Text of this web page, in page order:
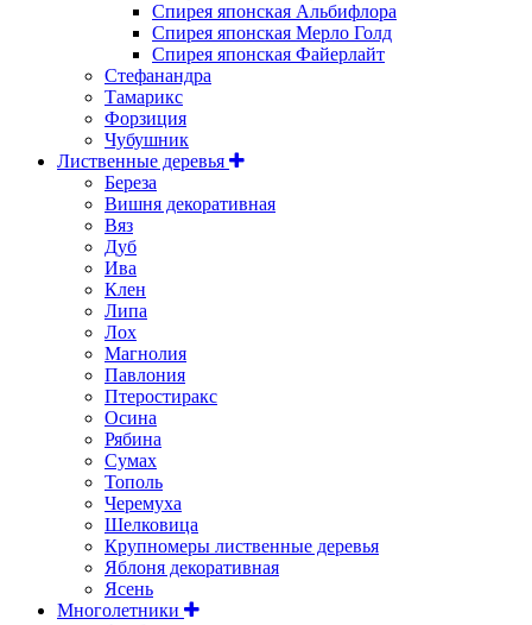
Спирея японская Альбифлора
Спирея японская Мерло Голд
Спирея японская Файерлайт
Стефанандра
Тамарикс
Форзиция
Чубушник
Лиственные деревья
Береза
Вишня декоративная
Вяз
Дуб
Ива
Клен
Липа
Лох
Магнолия
Павлония
Птеростиракс
Осина
Рябина
Сумах
Тополь
Черемуха
Шелковица
Крупномеры лиственные деревья
Яблоня декоративная
Ясень
Многолетники